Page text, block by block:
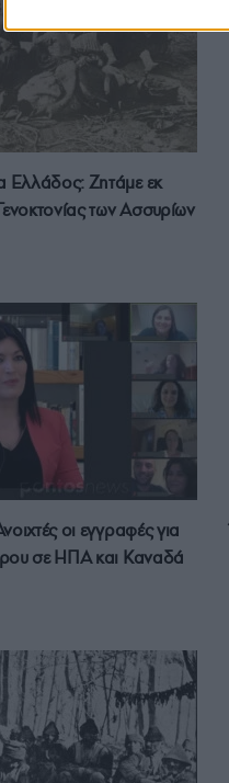
Ελλάδος: Ζητάμε εκ
των Ασσυρίων
οι εγγραφές για
σε ΗΠΑ και Καναδά